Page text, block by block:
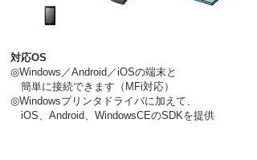
対応OS
◎Windows／Android／iOSの端末と
簡単に接続できます （MFi対応）
◎Windowsプリンタドライバに加えて、
iOS、Android、 WindowsCEのSDKを提供